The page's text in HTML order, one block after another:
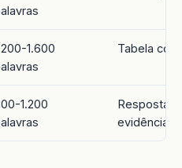
1.600
Tabela
1.200
Resposta
evidência